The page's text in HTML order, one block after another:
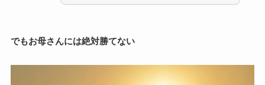
でもお母さんには絶対勝てない